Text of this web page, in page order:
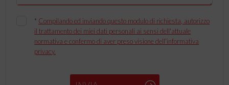
* Compilando ed inviando questo modulo di richiesta, autorizzo
il trattamento dei miei dati personali ai sensi dell'attuale
normativa e confermo di aver preso visione dell'informativa
privacy.